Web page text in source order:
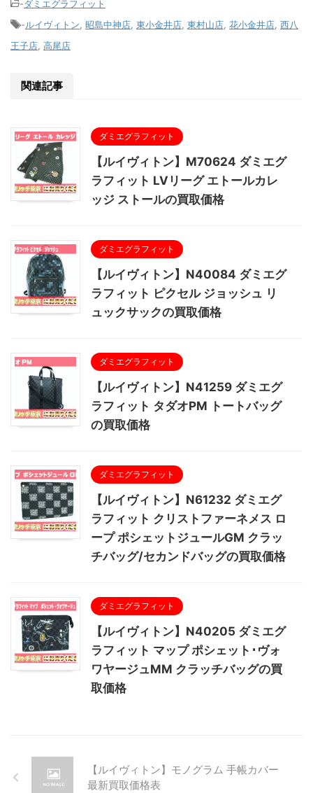
-ダミエグラフィット
-ルイヴィトン 昭島中神店 東小金井店 東村山店 花小金井店 西八
王子店 高尾店
関連記事
ダミエグラフィット
【ルイヴィトン】M70624 ダミエグ
ラフィット LVリーグ エトールカレ
ッジ ストールの買取価格
ダミエグラフィット
【ルイヴィトン】N40084 ダミエグ
ラフィット ピクセル ジョッシュ リ
ュックサックの買取価格
ダミエグラフィット
【ルイヴィトン】N41259 ダミエグ
ラフィット タダオPM トートバッグ
の買取価格
ダミエグラフィット
【ルイヴィトン】N61232 ダミエグ
ラフィット クリストファーネメス ロ
ープ ポシェットジュールGM クラッ
チバッグ/セカンドバッグの買取価格
ダミエグラフィット
【ルイヴィトン】N40205 ダミエグ
ラフィット マップ ポシェット･ヴォ
ワヤージュMM クラッチバッグの買
取価格
【ルイヴィトン】モノグラム 手帳カバー
最新買取価格表